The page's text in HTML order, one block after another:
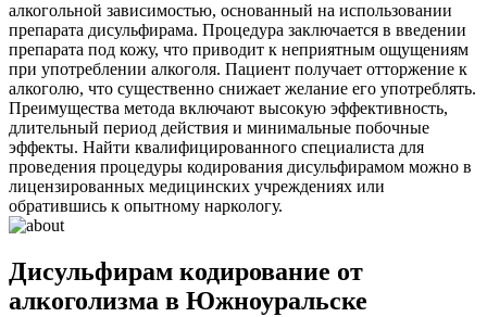
алкогольной зависимостью, основанный на использовании
препарата дисульфирама. Процедура заключается в введении
препарата под кожу, что приводит к неприятным ощущениям
при употреблении алкоголя. Пациент получает отторжение к
алкоголю, что существенно снижает желание его употреблять.
Преимущества метода включают высокую эффективность,
длительный период действия и минимальные побочные
эффекты. Найти квалифицированного специалиста для
проведения процедуры кодирования дисульфирамом можно в
лицензированных медицинских учреждениях или
обратившись к опытному наркологу.
Дисульфирам кодирование от
алкоголизма в Южноуральске